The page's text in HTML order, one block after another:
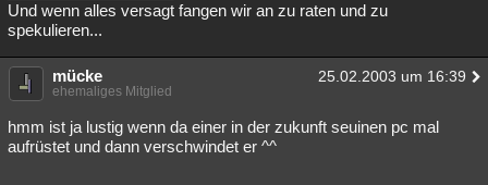
Und wenn alles versagt fangen wir an zu raten und zu
spekulieren...
mücke 25.02.2003 um 16:39
ehemaliges Mitglied
hmm ist ja lustig wenn da einer in der zukunft seuinen pc mal
aufrüstet und dann verschwindet er ^^